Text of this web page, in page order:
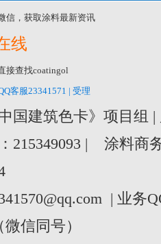
信，获取涂料最新资讯
线
接查找coatingol
客服23341571 | 受理
国建筑色卡》项目组
215349093 | 涂料商
| 业务
微信同号）